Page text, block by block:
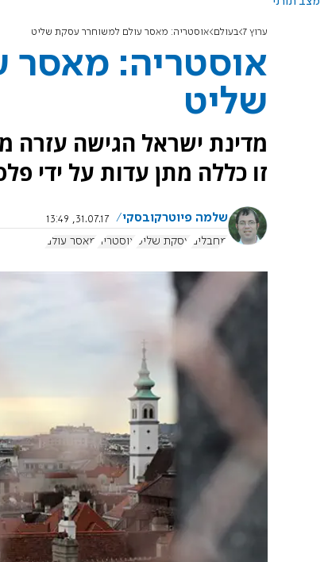
ערוץ 7 בעולם אוסטריה: מאסר עולם למשוחרר עסקת שליט
אוסטריה: מאסר
שליט
מדינת ישראל הגישה עזרה
זו כללה מתן עדות על ידי
שלמה פיוטרקובסקי
31.07.17, 13:49
מחבלים
עסקת שליט אוסטריה מאסר עולם